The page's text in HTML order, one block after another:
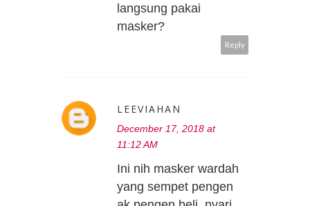
langsung pakai
masker?
Reply
LEEVIAHAN
December 17, 2018 at
11:12 AM
Ini nih masker wardah
yang sempet pengen